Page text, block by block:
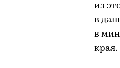
из
в
в
края.